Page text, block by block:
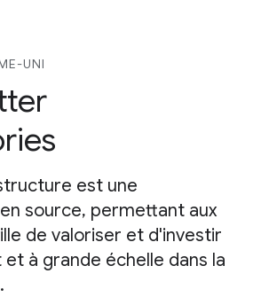
UNI
est une
source, permettant aux
de valoriser et d'investir
à grande échelle dans la